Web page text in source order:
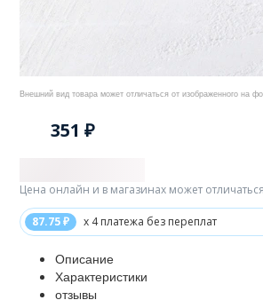
Внешний вид товара может отличаться от изображенного на
351 ₽
87.75 ₽ x 4 платежа без переплат
Цена онлайн и в магазинах может
Описание
Характеристики
отзывы